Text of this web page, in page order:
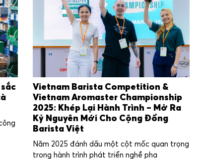
Vietnam Barista Competition &
Vietnam Aromaster Championship
2025: Khép Lại Hành Trình – Mở Ra
Kỷ Nguyên Mới Cho Cộng Đồng
Barista Việt
Năm 2025 đánh dấu một cột mốc quan trọng
trong hành trình phát triển nghề pha